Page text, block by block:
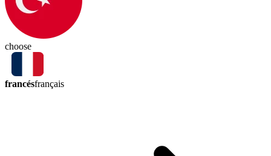
choose
francésfrançais